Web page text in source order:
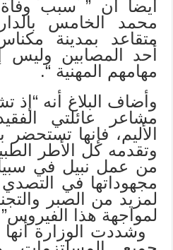
أيضا أن ” سبب
محمد الخامس
متقاعد بمدينة
أحد المصابين وليس
مهامهم المهنية “.
وأضاف البلاغ أنه
مشاعر عائلتي
الأليم، فإنها
وتقدمه كل الأطر
من عمل نبيل في سبيل
مجهوداتها في التصدي
لمزيد من الصبر
لمواجهة هذا
وشددت الوزارة